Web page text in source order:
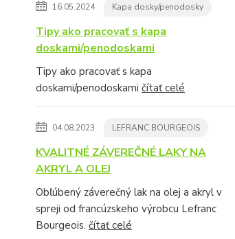
16.05.2024 Kapa dosky/penodosky
Tipy ako pracovať s kapa
doskami/penodoskami
Tipy ako pracovať s kapa
doskami/penodoskami čítať celé
04.08.2023 LEFRANC BOURGEOIS
KVALITNÉ ZÁVEREČNÉ LAKY NA
AKRYL A OLEJ
Obľúbený záverečný lak na olej a akryl v
spreji od francúzskeho výrobcu Lefranc
Bourgeois. čítať celé